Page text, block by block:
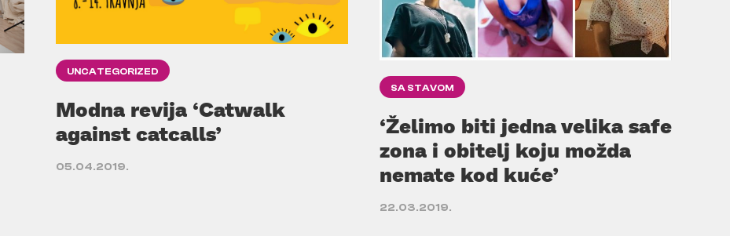
UNCATEGORIZED
Modna revija ‘Catwalk
against catcalls’
05.04.2019.
SA STAVOM
‘Želimo biti jedna velika safe
zona i obitelj koju možda
nemate kod kuće’
22.03.2019.